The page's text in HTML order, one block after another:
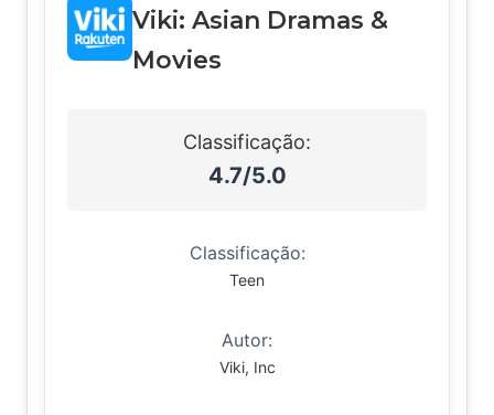
Viki: Asian Dramas &
Movies
Classificação:
4.7/5.0
Classificação:
Teen
Autor:
Viki, Inc